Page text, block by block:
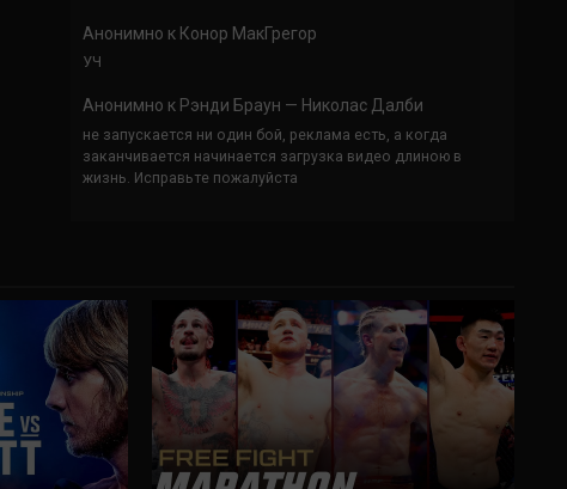
Анонимно к Конор МакГрегор
УЧ
Анонимно к Рэнди Браун — Николас Далби
не запускается ни один бой, реклама есть, а когда
заканчивается начинается загрузка видео длиною в
жизнь. Исправьте пожалуйста